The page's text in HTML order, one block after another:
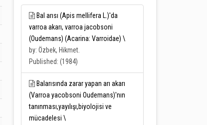
Bal arısı (Apis mellifera L.)'da
varroa akarı, varroa jacobsoni
(Oudemans) (Acarina: Varroidae) \
by: Özbek, Hikmet.
Published: (1984)
Balarısında zarar yapan arı akarı
(Varroa yacobsoni Oudemans)'nın
tanınması,yayılışı,biyolojisi ve
mücadelesi \